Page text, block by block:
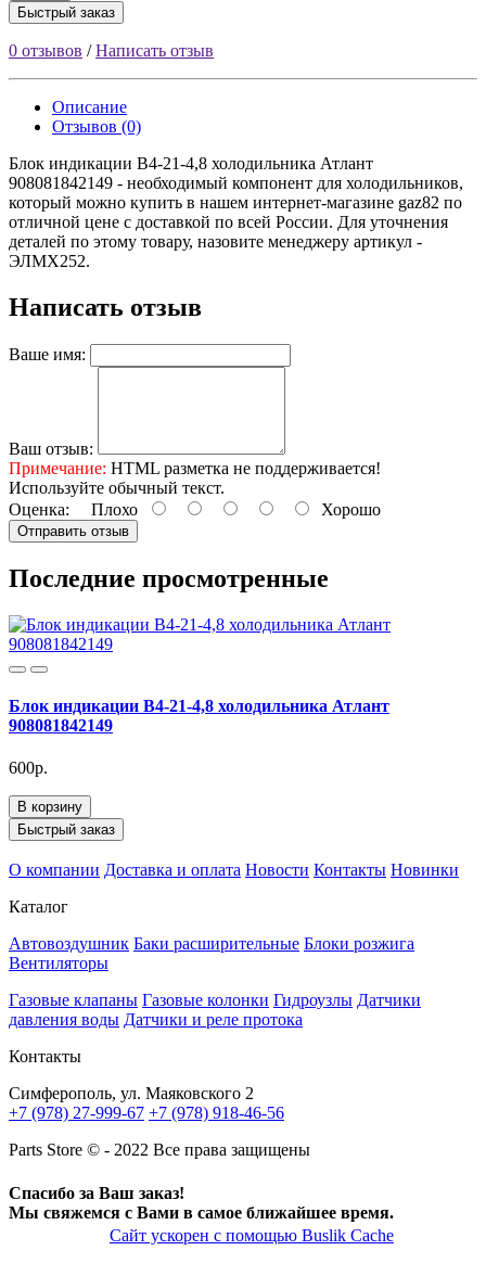
Быстрый заказ
0 отзывов /Написать отзыв
Описание
Отзывов (0)
Блок индикации В4-21-4,8 холодильника Атлант
908081842149 - необходимый компонент для холодильников,
который можно купить в нашем интернет-магазине gaz82 по
отличной цене с доставкой по всей России. Для уточнения
деталей по этому товару, назовите менеджеру артикул -
ЭЛМХ252.
Написать отзыв
Ваше имя:
Ваш отзыв:
Примечание: HTML разметка не поддерживается!
Используйте обычный текст.
Оценка: Плохо Хорошо
Отправить отзыв
Последние просмотренные
Блок индикации В4-21-4,8 холодильника Атлант
908081842149
600р.
В корзину
Быстрый заказ
О компании Доставка и оплата Новости Контакты Новинки
Каталог
Автовоздушник Баки расширительные Блоки розжига
Вентиляторы
Газовые клапаны Газовые колонки Гидроузлы Датчики
давления воды Датчики и реле протока
Контакты
Симферополь, ул. Маяковского 2
+7 (978) 27-999-67 +7 (978) 918-46-56
Parts Store © - 2022 Все права защищены
Спасибо за Ваш заказ!
Мы свяжемся с Вами в самое ближайшее время.
Сайт ускорен с помощью Buslik Cache